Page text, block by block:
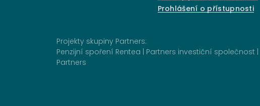
Prohlášení o přístupnosti
Projekty skupiny Partners:
Penzijní spoření Rentea
Partners investiční společnost
Partners